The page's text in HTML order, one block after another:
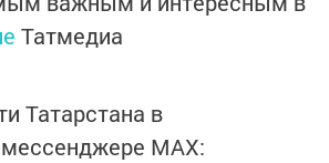
Татмедиа
Татарстана в
MАХ: